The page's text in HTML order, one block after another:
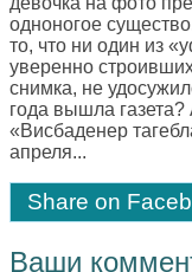
одноногое
то, что ни один из
уверенно
снимка, не
года вышла газета?
«Висбаденер
апреля...
Share on
Ваши